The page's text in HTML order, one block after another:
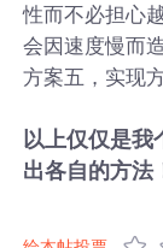
性而不必担心
会因速度慢而
方案五，实现
以上仅仅是我
出各自的方法